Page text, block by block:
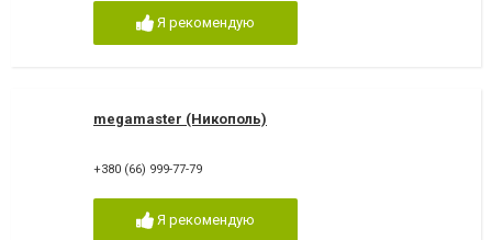
Я рекомендую
megamaster (Никополь)
+380 (66) 999-77-79
Я рекомендую